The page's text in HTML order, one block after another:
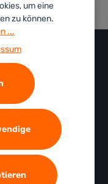
um eine
zu können.
...